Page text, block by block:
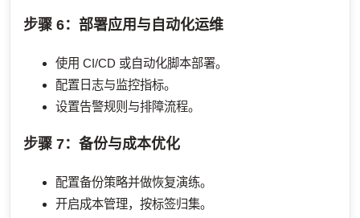
步骤 6：部署应用与自动化运维
使用 CI/CD 或自动化脚本部署。
配置日志与监控指标。
设置告警规则与排障流程。
步骤 7：备份与成本优化
配置备份策略并做恢复演练。
开启成本管理，按标签归集。